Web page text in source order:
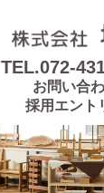
TEL.072-
お問い合
採用エント